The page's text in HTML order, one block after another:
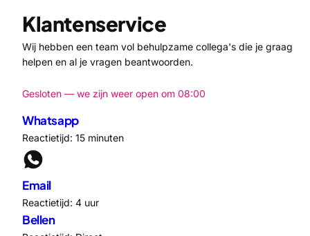
Klantenservice
Wij hebben een team vol behulpzame collega's die je graag
helpen en al je vragen beantwoorden.
Gesloten — we zijn weer open om 08:00
Whatsapp
Reactietijd: 15 minuten
Email
Reactietijd: 4 uur
Bellen